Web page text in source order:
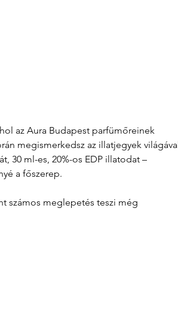
az Aura Budapest parfümőreinek
megismerkedsz az illatjegyek világával
30 ml-es, 20%-os EDP illatodat –
a főszerep.
számos meglepetés teszi még